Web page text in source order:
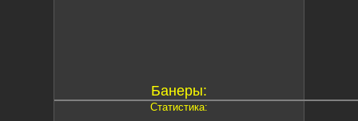
Банеры:
Статистика: